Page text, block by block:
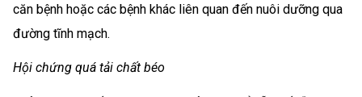
căn bệnh hoặc các bệnh khác liên quan đến nuôi dưỡng qua
đường tĩnh mạch.
Hội chứng quá tải chất béo